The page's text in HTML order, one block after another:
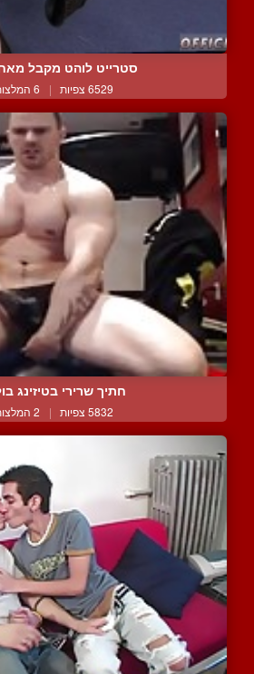
סטרייט לוהט מקבל
6529 צפיות | 6 המלצות
חתיך שרירי בטיזינג
5832 צפיות | 2 המלצות